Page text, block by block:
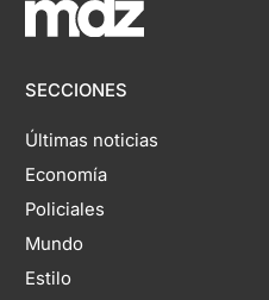
SECCIONES
Últimas noticias
Economía
Policiales
Mundo
Estilo